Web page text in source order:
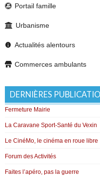
Portail famille
Urbanisme
Actualités alentours
Commerces ambulants
DERNIÈRES
Fermeture Mairie
La Caravane Sport-Santé du Vexin
Le CinéMo, le cinéma en roue libre
Forum des Activités
Faites l’apéro, pas la guerre